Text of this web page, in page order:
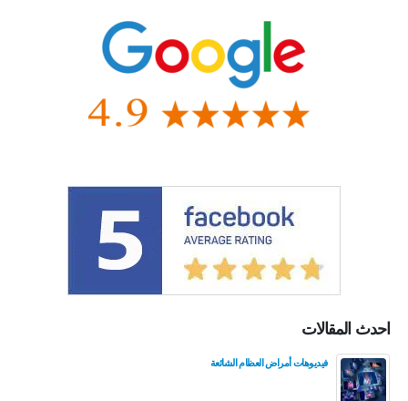
احدث المقالات
فيديوهات أمراض العظام الشائعة